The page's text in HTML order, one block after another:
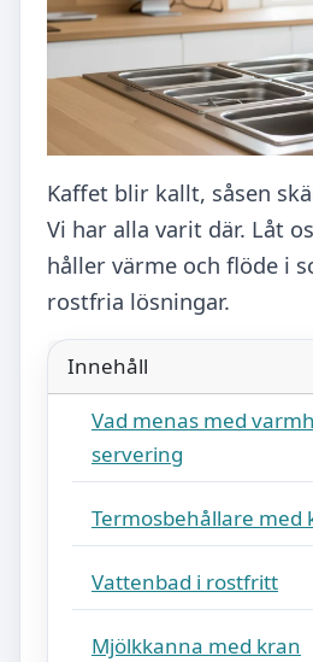
Kaffet blir kallt, såsen
Vi har alla varit där. Låt
håller värme och flöde i
rostfria lösningar.
Innehåll
Vad menas med
servering
Termosbehållare med
Vattenbad i rostfritt
Mjölkkanna med kran